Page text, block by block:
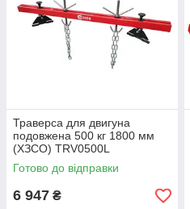
Траверса для двигуна
подовжена 500 кг 1800 мм
(ХЗСО) TRV0500L
Готово до відправки
6 947 ₴